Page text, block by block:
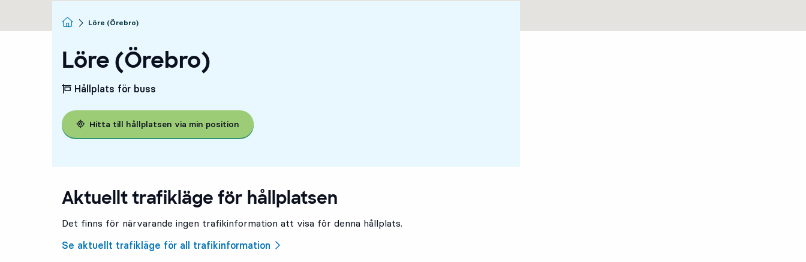
Startsida
Löre (Örebro)
Löre (Örebro)
Hållplats för buss
Hitta till hållplatsen via min position
Aktuellt trafikläge för hållplatsen
Det finns för närvarande ingen trafikinformation att visa för denna hållplats.
Se aktuellt trafikläge för all trafikinformation